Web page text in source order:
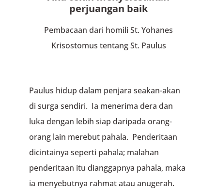
perjuangan baik
Pembacaan dari homili St. Yohanes
Krisostomus tentang St. Paulus
Paulus hidup dalam penjara seakan-akan
di surga sendiri. Ia menerima dera dan
luka dengan lebih siap daripada orang-
orang lain merebut pahala. Penderitaan
dicintainya seperti pahala; malahan
penderitaan itu dianggapnya pahala, maka
ia menyebutnya rahmat atau anugerah.